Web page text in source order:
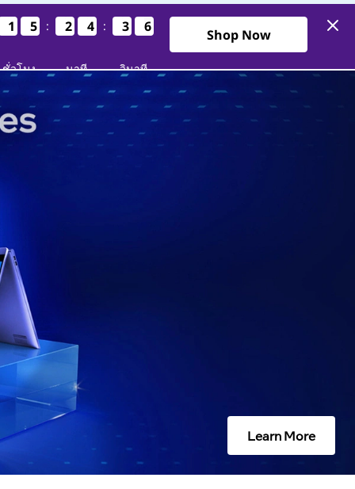
1
1
1
1 5
5
5
5
ชั่วโมง
: 2
2
2
2 4
4
4
4
นาที
: 3
3
3
3 4
3
4
3
วินาที
0วัน15ชั่วโมง24นาที33วินาที
Shop Now
Learn More